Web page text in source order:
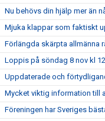
Nu behövs din hjälp mer än
Mjuka klappar som faktiskt
Förlängda skärpta allmänna
Loppis på söndag 8 nov kl
Uppdaterade och
Mycket viktig information till
Föreningen har Sveriges